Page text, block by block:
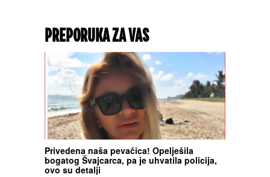
PREPORUKA ZA VAS
Privedena naša pevačica! Opelješila
bogatog Švajcarca, pa je uhvatila policija,
ovo su detalji